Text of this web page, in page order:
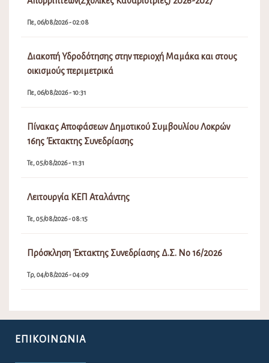
Πε, 06/08/2026 - 02:08
Διακοπή Υδροδότησης στην περιοχή Μαμάκα και στους
οικισμούς περιμετρικά
Πε, 06/08/2026 - 10:31
Πίνακας Αποφάσεων Δημοτικού Συμβουλίου Λοκρών
16ης Έκτακτης Συνεδρίασης
Τε, 05/08/2026 - 11:31
Λειτουργία ΚΕΠ Αταλάντης
Τε, 05/08/2026 - 08:15
Πρόσκληση Έκτακτης Συνεδρίασης Δ.Σ. Νο 16/2026
Τρ, 04/08/2026 - 04:09
ΕΠΙΚΟΙΝΩΝΊΑ